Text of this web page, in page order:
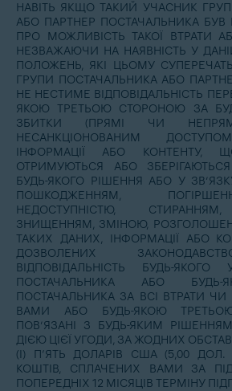
НАВІТЬ ЯКЩО ТАКИЙ УЧАСНИК
АБО ПАРТНЕР ПОСТАЧАЛЬНИКА
ПРО МОЖЛИВІСТЬ ТАКОЇ ВТРАТИ
НЕЗВАЖАЮЧИ НА НАЯВНІСТЬ У
ПОЛОЖЕНЬ, ЯКІ ЦЬОМУ
ГРУПИ ПОСТАЧАЛЬНИКА АБО
НЕ НЕСТИМЕ ВІДПОВІДАЛЬНІСТЬ
ЯКОЮ ТРЕТЬОЮ СТОРОНОЮ ЗА
ЗБИТКИ (ПРЯМІ ЧИ
НЕСАНКЦІОНОВАНИМ
ІНФОРМАЦІЇ АБО КОНТЕНТУ,
ОТРИМУЮТЬСЯ АБО
БУДЬ-ЯКОГО РІШЕННЯ АБО У
ПОШКОДЖЕННЯМ,
НЕДОСТУПНІСТЮ,
ЗНИЩЕННЯМ, ЗМІНОЮ,
ТАКИХ ДАНИХ, ІНФОРМАЦІЇ АБО
ДОЗВОЛЕНИХ
ВІДПОВІДАЛЬНІСТЬ БУДЬ-
ПОСТАЧАЛЬНИКА АБО БУДЬ-
ПОСТАЧАЛЬНИКА ЗА ВСІ ВТРАТИ ЧИ
ВАМИ АБО БУДЬ-ЯКОЮ
ПОВ’ЯЗАНІ З БУДЬ-ЯКИМ
ДІЄЮ ЦІЄЇ УГОДИ, ЗА ЖОДНИХ
(I) П‘ЯТЬ ДОЛАРІВ США (5,00
КОШТІВ, СПЛАЧЕНИХ ВАМИ ЗА
ПОПЕРЕДНІХ 12 МІСЯЦІВ ТЕРМІНУ